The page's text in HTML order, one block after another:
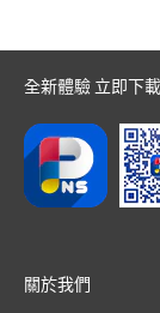
全新體驗 立即下載
關於我們